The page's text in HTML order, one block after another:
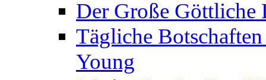
Der Große
Tägliche
Young